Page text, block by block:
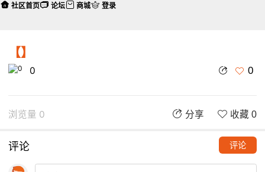
【】
0 0
浏览量 0 分享 收藏 0
评论 评论
社区首页 论坛 商城 登录